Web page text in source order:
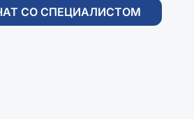
СО СПЕЦИАЛИСТОМ